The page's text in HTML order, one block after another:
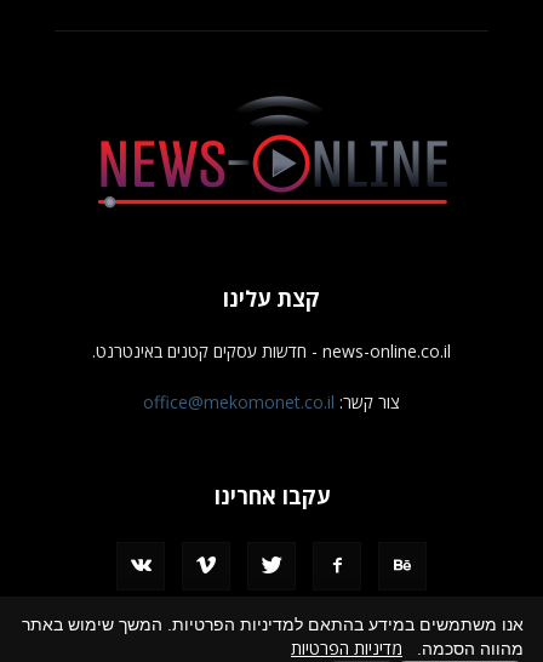
קצת עלינו
news-online.co.il - חדשות עסקים קטנים באינטרנט.
צור קשר: office@mekomonet.co.il
עקבו אחרינו
מחפשים כותבים פרסמו אצלנו
אנו משתמשים במידע בהתאם למדיניות הפרטיות. המשך שימוש באתר
מהווה הסכמה. מדיניות הפרטיות